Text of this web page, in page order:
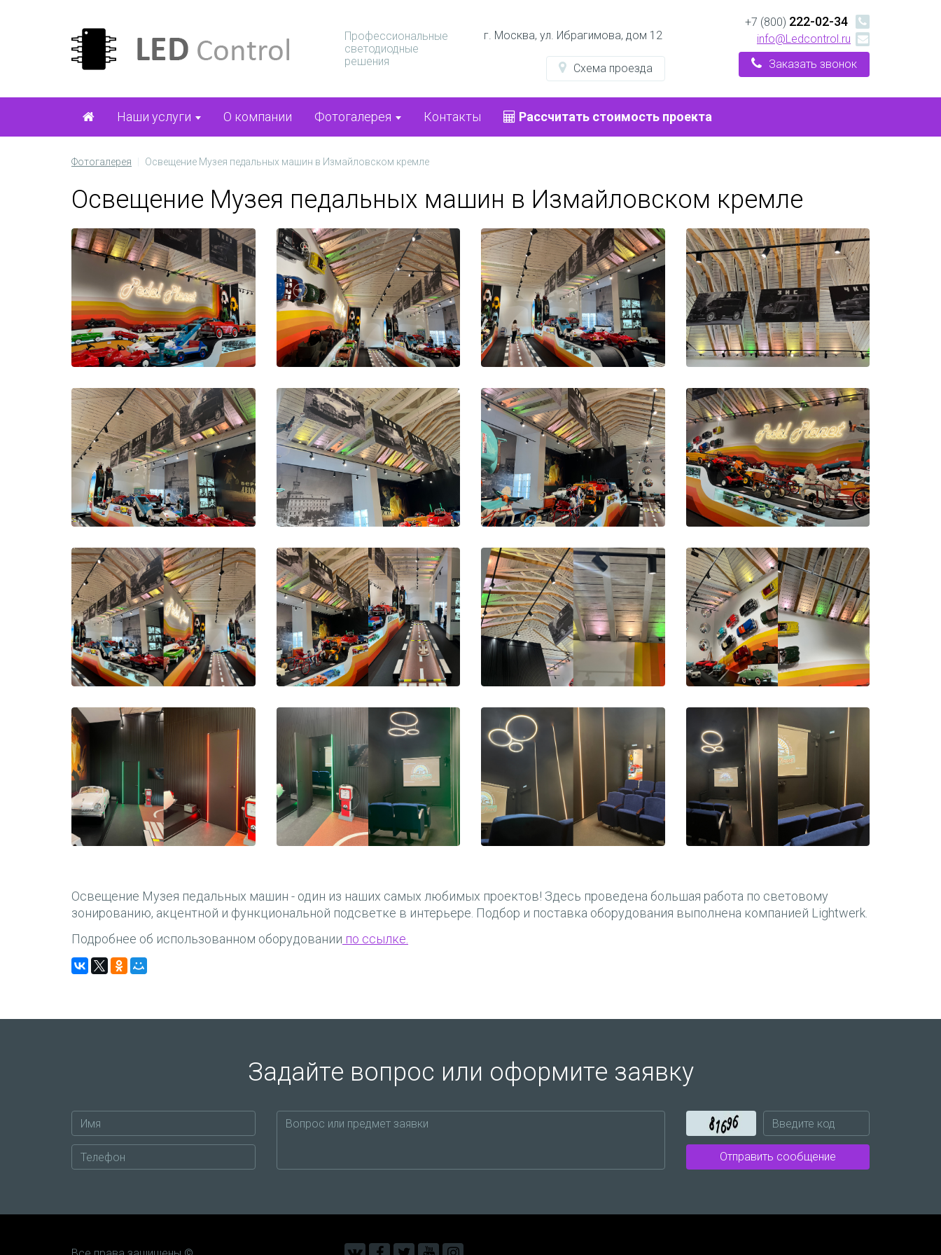
Профессиональные
светодиодные
решения
г. Москва, ул. Ибрагимова, дом 12
Схема проезда
+7 (800) 222-02-34
info@Ledcontrol.ru
Заказать звонок
Наши услуги О компании Фотогалерея Контакты Рассчитать стоимость проекта
Фотогалерея Освещение Музея педальных машин в Измайловском кремле
Освещение Музея педальных машин в Измайловском кремле
0001 0002 0003 0004
0005 0006 0007 0008
0010 0011 0012
0013 0014 0015 0016
Освещение Музея педальных машин - один из наших самых любимых проектов! Здесь проведена большая работа по световому
зонированию, акцентной и функциональной подсветке в интерьере. Подбор и поставка оборудования выполнена компанией Lightwerk.
Подробнее об использованном оборудовании по ссылке.
Задайте вопрос или оформите заявку
Отправить сообщение